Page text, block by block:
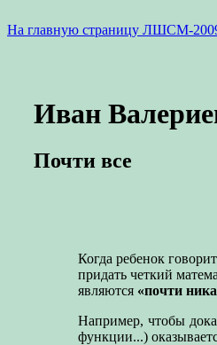
На главную страницу ЛШСМ-
Иван
Почти все
Когда ребенок
придать четкий
являются «почти
Например, чтобы
функции...)